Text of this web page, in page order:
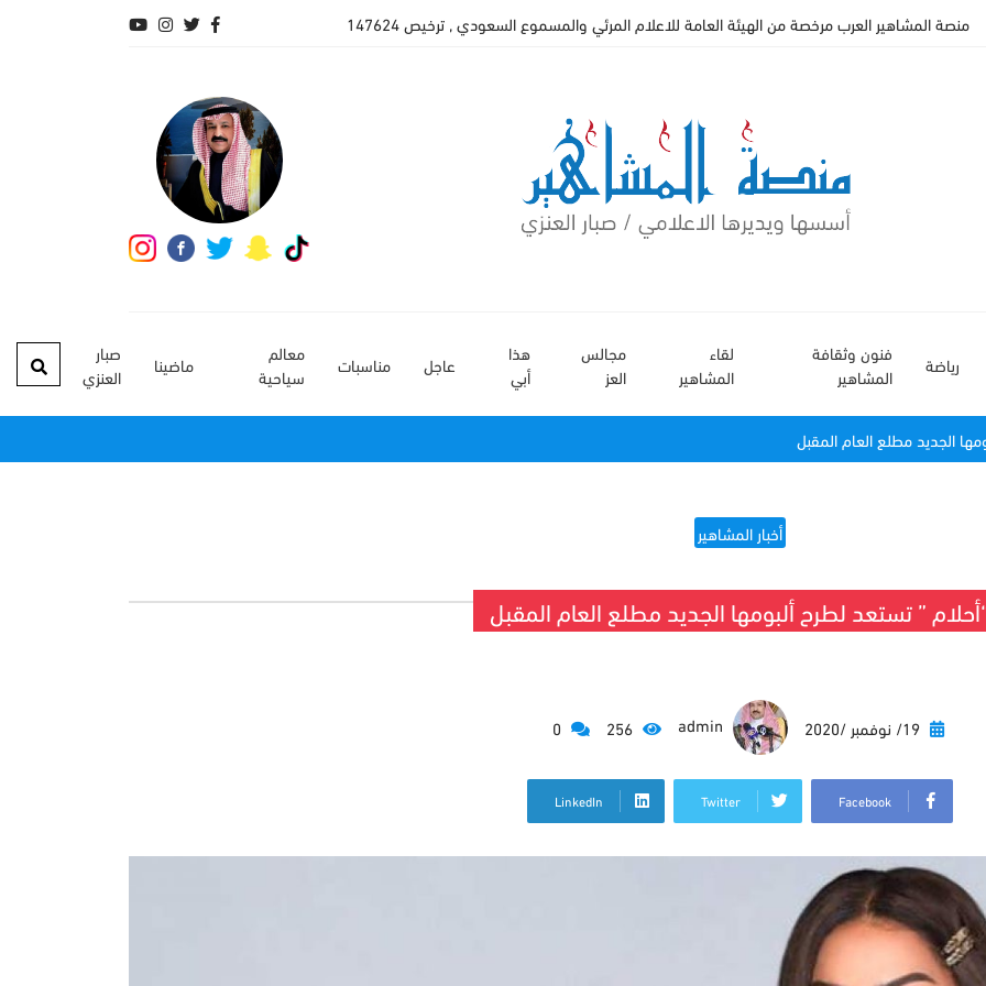
منصة المشاهير العرب مرخصة من الهيئة العامة للاعلام المرئي والمسموع السعودي , ترخيص 147624
رياضة
فنون وثقافة
المشاهير
لقاء
المشاهير
مجالس
العز
هذا
أبي
عاجل مناسبات
معالم
سياحية
ماضينا
صبار
العنزي
الجديد مطلع العام المقبل
أخبار المشاهير
” تستعد لطرح ألبومها الجديد مطلع العام المقبل
19/ نوفمبر /2020
Facebook
Twitter
LinkedIn